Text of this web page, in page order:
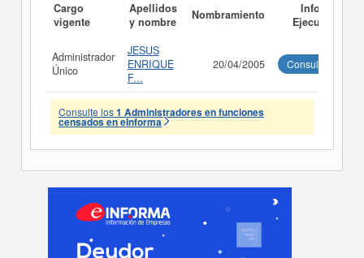
Cargo
vigente
Apellidos
y nombre
Nombramiento
Informe
Ejecutivo
Administrador
Único
JESUS
ENRIQUE
F...
20/04/2005 Consultar
Consulte los1 Administradores en funciones
censados en eInforma